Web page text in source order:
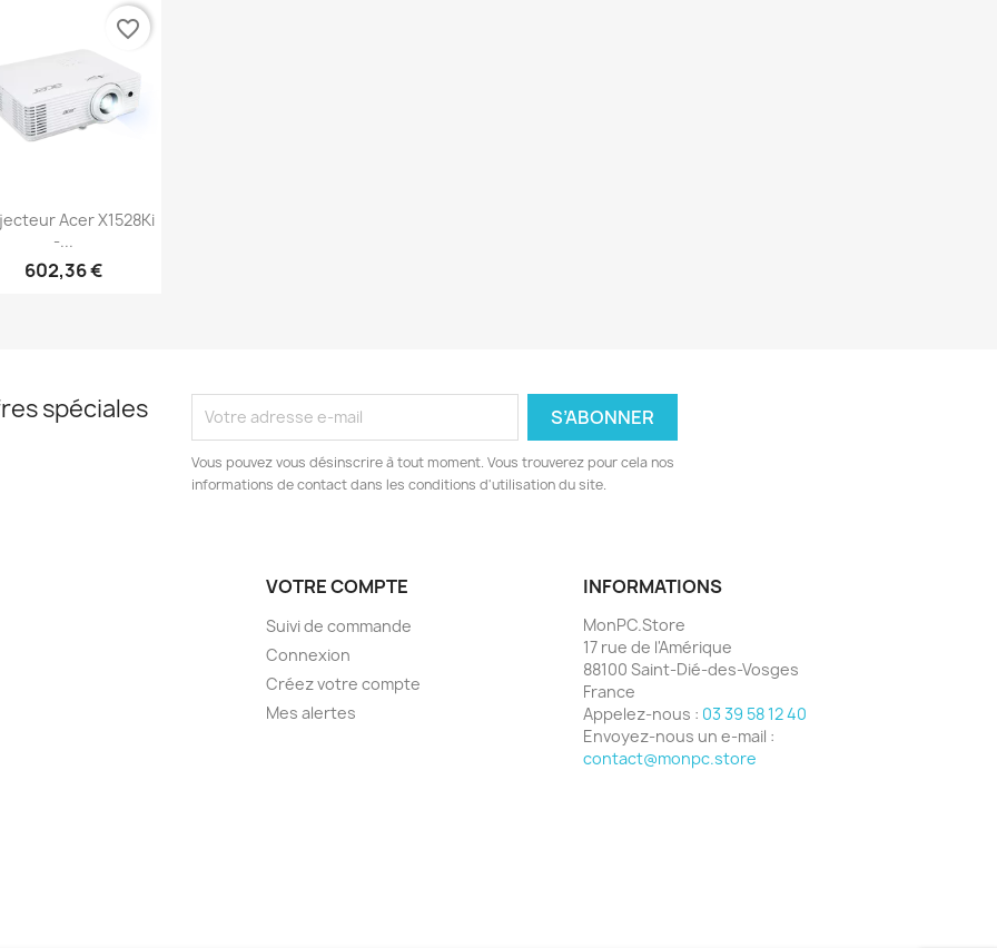
Aperçu rapide
Acer X1528Ki
-...
602,36 €
favorite_border
spéciales
Vous pouvez vous désinscrire à tout moment. Vous trouverez pour cela nos
informations de contact dans les conditions d'utilisation du site.
VOTRE COMPTE
Suivi de commande
Connexion
Créez votre compte
Mes alertes
INFORMATIONS
MonPC.Store
17 rue de l'Amérique
88100 Saint-Dié-des-Vosges
France
Appelez-nous : 03 39 58 12 40
Envoyez-nous un e-mail :
contact@monpc.store